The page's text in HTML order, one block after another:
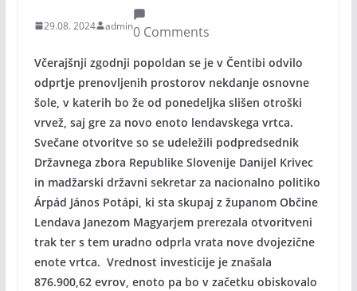
29.08. 2024 admin0 Comments
Včerajšnji zgodnji popoldan se je v Čentibi odvilo
odprtje prenovljenih prostorov nekdanje osnovne
šole, v katerih bo že od ponedeljka slišen otroški
vrvež, saj gre za novo enoto lendavskega vrtca.
Svečane otvoritve so se udeležili podpredsednik
Državnega zbora Republike Slovenije Danijel Krivec
in madžarski državni sekretar za nacionalno politiko
Árpád János Potápi, ki sta skupaj z županom Občine
Lendava Janezom Magyarjem prerezala otvoritveni
trak ter s tem uradno odprla vrata nove dvojezične
enote vrtca. Vrednost investicije je znašala
876.900,62 evrov, enoto pa bo v začetku obiskovalo